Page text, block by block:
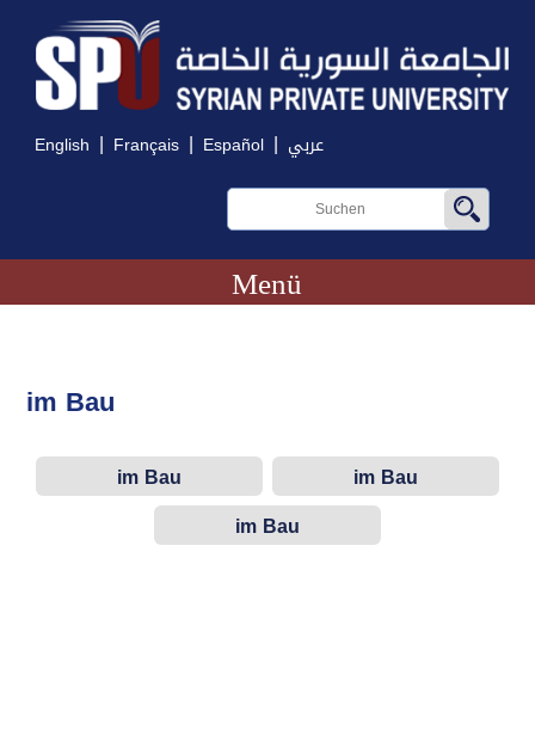
English | Français | Español | عربي
Menü
im Bau
im Bau
im Bau
im Bau